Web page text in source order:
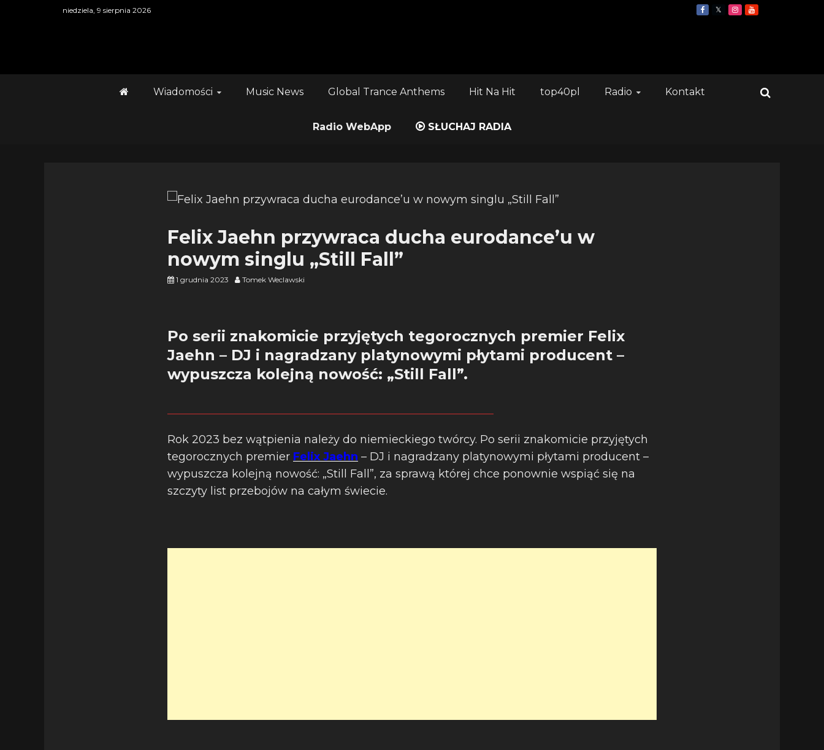
niedziela, 9 sierpnia 2026
Wiadomości Music News Global Trance Anthems Hit Na Hit top40pl Radio Kontakt
Radio WebApp SŁUCHAJ RADIA
Felix Jaehn przywraca ducha eurodance’u w
nowym singlu „Still Fall”
1 grudnia 2023 Tomek Weclawski
Po serii znakomicie przyjętych tegorocznych premier Felix
Jaehn – DJ i nagradzany platynowymi płytami producent –
wypuszcza kolejną nowość: „Still Fall”.
Rok 2023 bez wątpienia należy do niemieckiego twórcy. Po serii znakomicie przyjętych
tegorocznych premier Felix Jaehn – DJ i nagradzany platynowymi płytami producent –
wypuszcza kolejną nowość: „Still Fall”, za sprawą której chce ponownie wspiąć się na
szczyty list przebojów na całym świecie.